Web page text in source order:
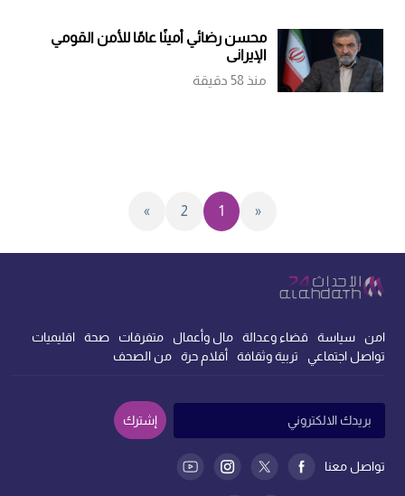
محسن رضائي أمينًا عامًا للأمن القومي
الإيراني
منذ 58 دقيقة
«
1
2
»
امن سياسة قضاء وعدالة مال وأعمال متفرقات صحة
اقليميات
تواصل اجتماعي
تربية وثقافة أقلام حرة من الصحف
تواصل معنا
إشترك